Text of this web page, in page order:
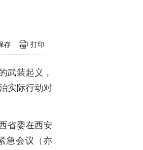
打印
存
武装起义，
实际行动对
省委在西安
急会议（亦